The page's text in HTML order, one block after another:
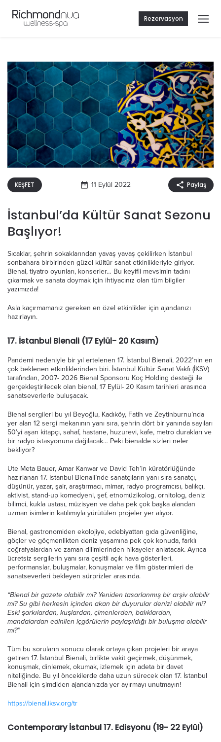
Rezervasyon
KEŞFET 11 Eylül 2022 Paylaş
İstanbul’da Kültür Sanat Sezonu
Başlıyor!
Sıcaklar, şehrin sokaklarından yavaş yavaş çekilirken İstanbul
sonbahara birbirinden güzel kültür sanat etkinlikleriyle giriyor.
Bienal, tiyatro oyunları, konserler… Bu keyifli mevsimin tadını
çıkarmak ve sanata doymak için ihtiyacınız olan tüm bilgiler
yazımızda!
Asla kaçırmamanız gereken en özel etkinlikler için ajandanızı
hazırlayın.
17. İstanbul Bienali (17 Eylül- 20 Kasım)
Pandemi nedeniyle bir yıl ertelenen 17. İstanbul Bienali, 2022’nin en
çok beklenen etkinliklerinden biri. İstanbul Kültür Sanat Vakfı (İKSV)
tarafından, 2007- 2026 Bienal Sponsoru Koç Holding desteği ile
gerçekleştirilecek olan bienal, 17 Eylül- 20 Kasım tarihleri ​​arasında
sanatseverlerle buluşacak.
Bienal sergileri bu yıl Beyoğlu, Kadıköy, Fatih ve Zeytinburnu’nda
yer alan 12 sergi mekanının yanı sıra, şehrin dört bir yanında sayıları
50’yi aşan kitapçı, sahaf, hastane, huzurevi, kafe, metro durakları ve
bir radyo istasyonuna dağılacak… Peki bienalde sizleri neler
bekliyor?
Ute Meta Bauer, Amar Kanwar ve David Teh’in küratörlüğünde
hazırlanan 17. İstanbul Bienali’nde sanatçıların yanı sıra sanatçı,
düşünür, yazar, şair, araştırmacı, mimar, radyo programcısı, balıkçı,
aktivist, stand-up komedyeni, şef, etnomüzikolog, ornitolog, deniz
bilimci, kukla ustası, müzisyen ve daha pek çok başka alandan
uzman isimlerin katılımıyla yürütülen projeler yer alıyor.
Bienal, gastronomiden ekolojiye, edebiyattan gıda güvenliğine,
göçler ve göçmenlikten deniz yaşamına pek çok konuda, farklı
coğrafyalardan ve zaman dilimlerinden hikayeler anlatacak. Ayrıca
ücretsiz sergilerin yanı sıra çeşitli açık hava gösterileri,
performanslar, buluşmalar, konuşmalar ve film gösterimleri de
sanatseverleri bekleyen sürprizler arasında.
“Bienal bir gazete olabilir mi? Yeniden tasarlanmış bir arşiv olabilir
mi? Su gibi herkesin içinden akan bir duyurular denizi olabilir mi?
Eski şarkılardan, kuşlardan, çimenlerden, balıklardan,
mandalardan edinilen içgörülerin paylaşıldığı bir buluşma olabilir
mi?”
Tüm bu soruların sonucu olarak ortaya çıkan projeleri bir araya
getiren 17. İstanbul Bienali, birlikte vakit geçirmek, düşünmek,
konuşmak, dinlemek, okumak, izlemek için adeta bir davet
niteliğinde. Bu yıl öncekilerde daha uzun sürecek olan 17. İstanbul
Bienali için şimdiden ajandanızda yer ayırmayı unutmayın!
https://bienal.iksv.org/tr
Contemporary İstanbul 17. Edisyonu (19- 22 Eylül)